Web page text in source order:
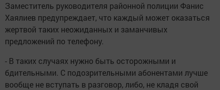
Заместитель руководителя районной полиции Фанис
Хаялиев предупреждает, что каждый может оказаться
жертвой таких неожиданных и заманчивых
предложений по телефону.
- В таких случаях нужно быть осторожными и
бдительными. С подозрительными абонентами лучше
вообще не вступать в разговор, либо, не кладя свой